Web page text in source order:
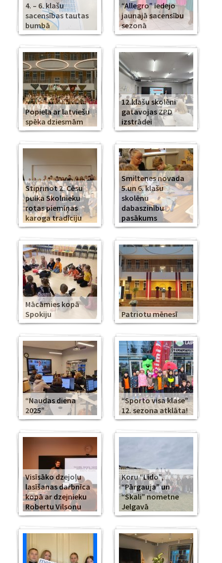
4. – 6. klašu
sacensības tautas
bumbā
“Allegro” iedejo
jaunajā sacensību
sezonā
Popiela ar latviešu
spēka dziesmām
12.klašu skolēni
gatavojas ZPD
izstrādei
Stiprinot 2. Cēsu
pulka Skolnieku
rotas piemiņas
karoga tradīciju
Smiltenes novada
5.un 6. klašu
skolēnu
dabaszinību
pasākums
Mācāmies kopā
Spokiju
Patriotu mēnesī
“Naudas diena
2025”
“Sporto visa klase”
12. sezona atklāta!
Visīsāko dzejoļu
lasīšanas darbnīca
kopā ar dzejnieku
Robertu Vilsonu
Koru “Lido”,
“Pārgauja” un
“Skali” nometne
Jelgavā